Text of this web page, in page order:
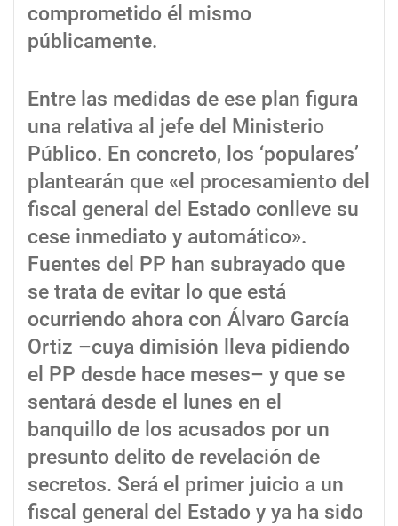
comprometido él mismo
públicamente.
Entre las medidas de ese plan figura
una relativa al jefe del Ministerio
Público. En concreto, los ‘populares’
plantearán que «el procesamiento del
fiscal general del Estado conlleve su
cese inmediato y automático».
Fuentes del PP han subrayado que
se trata de evitar lo que está
ocurriendo ahora con Álvaro García
Ortiz –cuya dimisión lleva pidiendo
el PP desde hace meses– y que se
sentará desde el lunes en el
banquillo de los acusados por un
presunto delito de revelación de
secretos. Será el primer juicio a un
fiscal general del Estado y ya ha sido